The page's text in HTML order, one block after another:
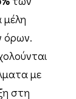
μέλη
όρων.
με
στη